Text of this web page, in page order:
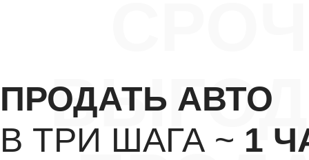
ПРОДАТЬ АВТО
В ТРИ ШАГА ~ 1